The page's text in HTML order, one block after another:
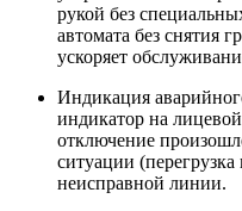
рукой без
автомата без снятия
ускоряет
Индикация
индикатор на
отключение
ситуации
неисправной линии.